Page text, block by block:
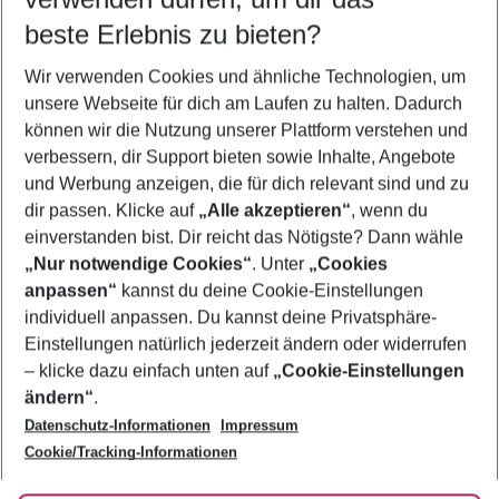
5-8 Nächte
2 Erwachsene Keine Kinder
Mehr Filter anzeigen
Footer
Footer navigation
Über uns
AGB
Bestpreisgarantie
Cookie-Einstellungen ändern
Cookie-Richtlinie
Agenturbetreuung
Barrierefreies Reisen
Folge uns
beste Erlebnis zu bieten?
Wir verwenden Cookies und ähnliche Technologien, um
unsere Webseite für dich am Laufen zu halten. Dadurch
können wir die Nutzung unserer Plattform verstehen und
verbessern, dir Support bieten sowie Inhalte, Angebote
und Werbung anzeigen, die für dich relevant sind und zu
dir passen. Klicke auf „Alle akzeptieren“, wenn du
einverstanden bist. Dir reicht das Nötigste? Dann wähle
„Nur notwendige Cookies“. Unter „Cookies
anpassen“ kannst du deine Cookie-Einstellungen
individuell anpassen. Du kannst deine Privatsphäre-
Einstellungen natürlich jederzeit ändern oder widerrufen
– klicke dazu einfach unten auf „Cookie-Einstellungen
ändern“.
Datenschutz-Informationen
Impressum
Cookie/Tracking-Informationen